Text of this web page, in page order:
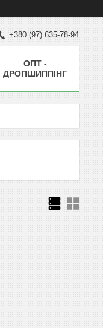
+380 (97) 635-78-94
ОПТ -
ДРОПШИППІНГ